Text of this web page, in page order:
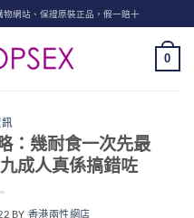
網站、保證原裝正品，假一賠十
0
：幾耐食一次先最
成人真係搞錯咗
BY 香港兩性網店